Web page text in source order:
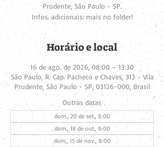
Prudente, São Paulo - SP.
Infos. adicionais: mais no folder!
Horário e local
16 de ago. de 2026, 08:00 – 13:30
São Paulo, R. Cap. Pacheco e Chaves, 313 - Vila
Prudente, São Paulo - SP, 03126-000, Brasil
Outras datas
dom., 20 de set., 8:00
dom., 18 de out., 8:00
dom., 15 de nov., 8:00